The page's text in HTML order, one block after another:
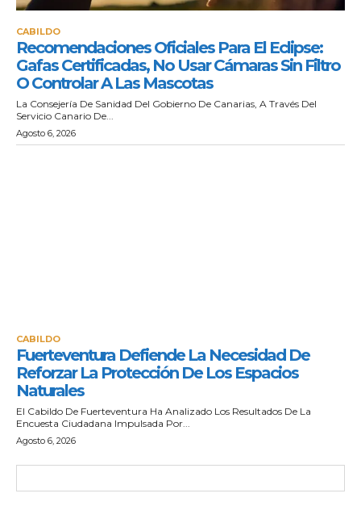
CABILDO
Recomendaciones Oficiales Para El Eclipse:
Gafas Certificadas, No Usar Cámaras Sin Filtro
O Controlar A Las Mascotas
La Consejería De Sanidad Del Gobierno De Canarias, A Través Del
Servicio Canario De...
Agosto 6, 2026
CABILDO
Fuerteventura Defiende La Necesidad De
Reforzar La Protección De Los Espacios
Naturales
El Cabildo De Fuerteventura Ha Analizado Los Resultados De La
Encuesta Ciudadana Impulsada Por...
Agosto 6, 2026